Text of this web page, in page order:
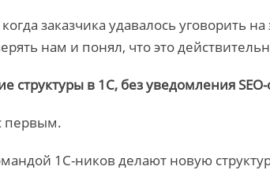
заказчика удавалось уговорить
нам и понял, что это
структуры в 1С, без уведомления
первым.
1С-ников делают новую